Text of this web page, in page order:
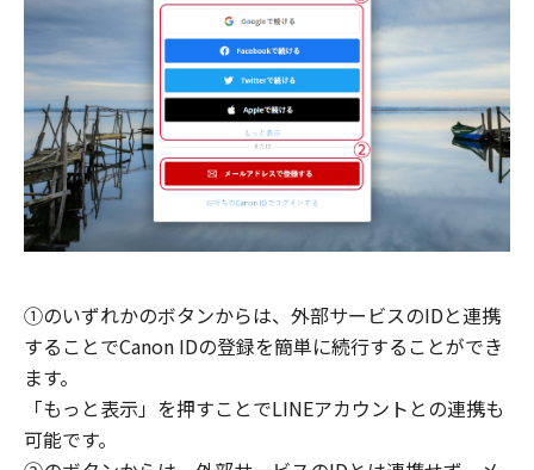
①のいずれかのボタンからは、外部サービスのIDと連携
することでCanon IDの登録を簡単に続行することができ
ます。
「もっと表示」を押すことでLINEアカウントとの連携も
可能です。